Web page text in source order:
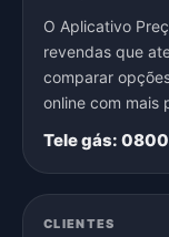
O Aplicativo
revendas que
comparar
online com mais
Tele gás:
CLIENTES